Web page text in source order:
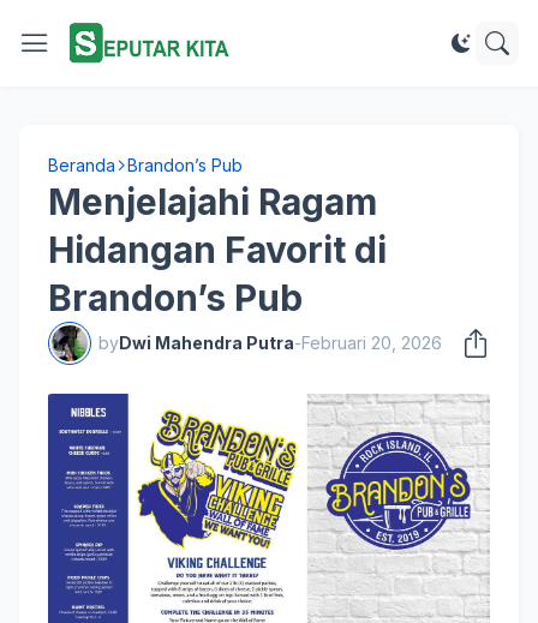
Beranda Brandon’s Pub
Menjelajahi Ragam
Hidangan Favorit di
Brandon’s Pub
byDwi Mahendra Putra-Februari 20, 2026